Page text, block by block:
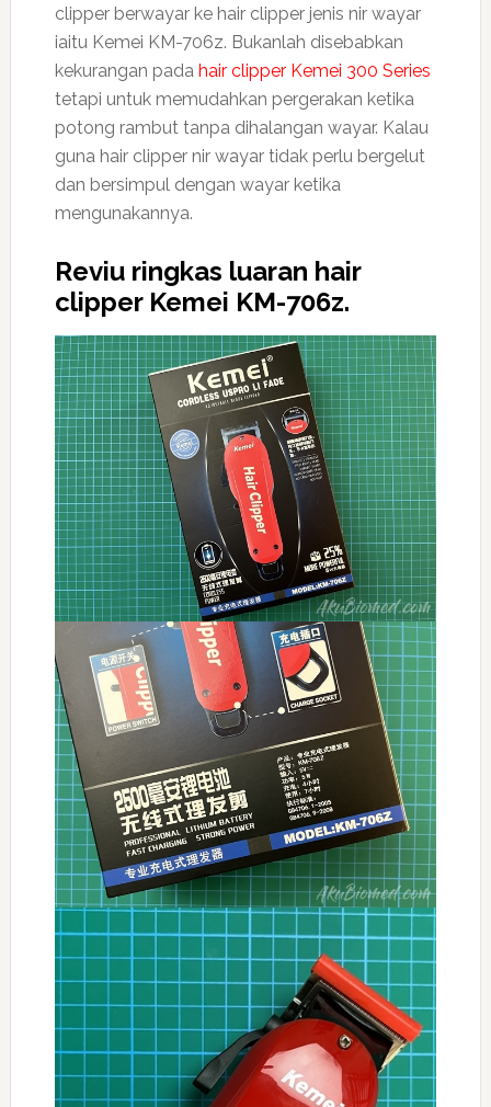
clipper berwayar ke hair clipper jenis nir wayar
iaitu Kemei KM-706z. Bukanlah disebabkan
kekurangan pada hair clipper Kemei 300 Series
tetapi untuk memudahkan pergerakan ketika
potong rambut tanpa dihalangan wayar. Kalau
guna hair clipper nir wayar tidak perlu bergelut
dan bersimpul dengan wayar ketika
mengunakannya.
Reviu ringkas luaran hair
clipper Kemei KM-706z.